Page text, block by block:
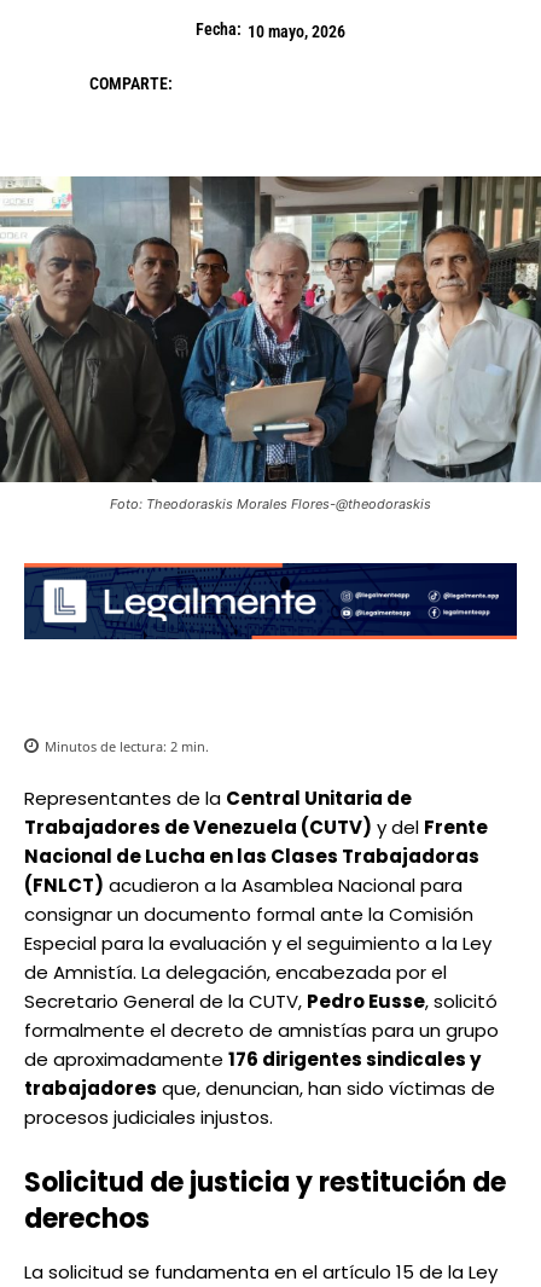
Fecha: 10 mayo, 2026
COMPARTE:
Foto: Theodoraskis Morales Flores-@theodoraskis
Minutos de lectura: 2 min.
Representantes de la Central Unitaria de
Trabajadores de Venezuela (CUTV) y del Frente
Nacional de Lucha en las Clases Trabajadoras
(FNLCT) acudieron a la Asamblea Nacional para
consignar un documento formal ante la Comisión
Especial para la evaluación y el seguimiento a la Ley
de Amnistía. La delegación, encabezada por el
Secretario General de la CUTV, Pedro Eusse, solicitó
formalmente el decreto de amnistías para un grupo
de aproximadamente 176 dirigentes sindicales y
trabajadores que, denuncian, han sido víctimas de
procesos judiciales injustos.
Solicitud de justicia y restitución de
derechos
La solicitud se fundamenta en el artículo 15 de la Ley